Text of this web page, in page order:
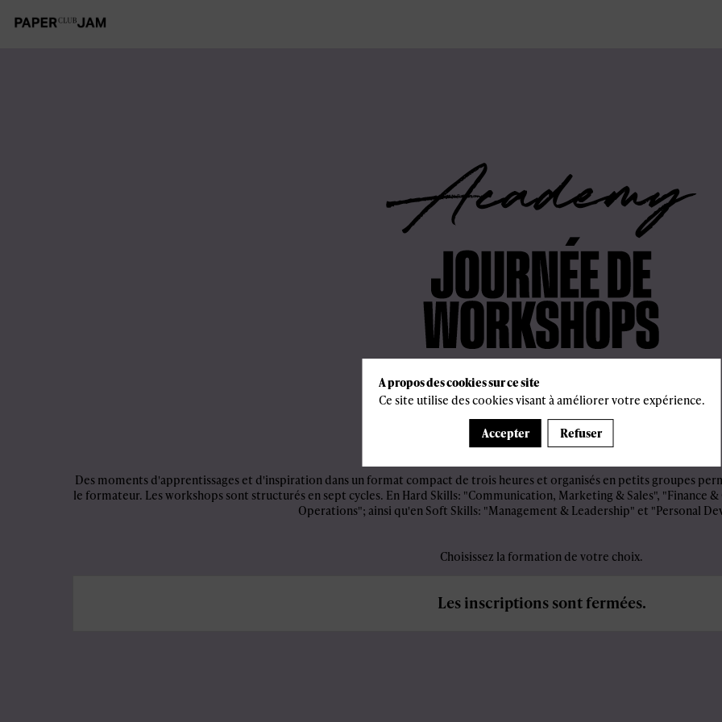
Des moments d'apprentissages et d'inspiration dans un format compact de trois heures et organisés en petits groupes
le formateur. Les workshops sont structurés en sept cycles. En Hard Skills: "Communication, Marketing & Sales", "Finance
Operations"; ainsi qu'en Soft Skills: "Management & Leadership" et "Personal
Choisissez la formation de votre choix.
Les inscriptions sont fermées.
A propos des cookies sur ce site
Ce site utilise des cookies visant à améliorer votre expérience.
Accepter Refuser